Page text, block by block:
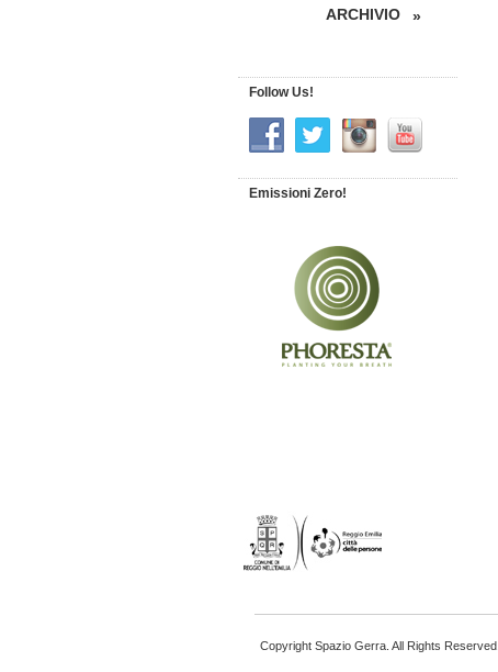
ARCHIVIO
»
Follow Us!
Emissioni Zero!
Copyright Spazio Gerra. All Rights Reserved.